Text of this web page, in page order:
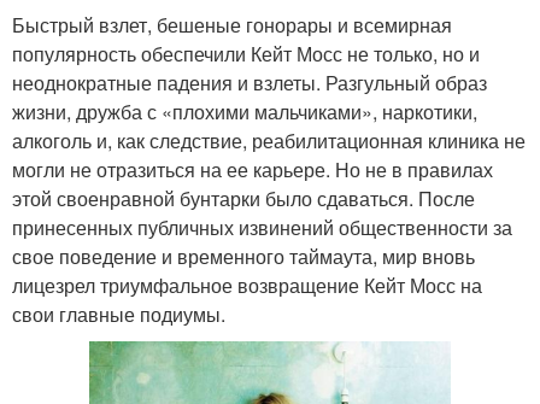
Быстрый взлет, бешеные гонорары и всемирная
популярность обеспечили Кейт Мосс не только, но и
неоднократные падения и взлеты. Разгульный образ
жизни, дружба с «плохими мальчиками», наркотики,
алкоголь и, как следствие, реабилитационная клиника не
могли не отразиться на ее карьере. Но не в правилах
этой своенравной бунтарки было сдаваться. После
принесенных публичных извинений общественности за
свое поведение и временного таймаута, мир вновь
лицезрел триумфальное возвращение Кейт Мосс на
свои главные подиумы.